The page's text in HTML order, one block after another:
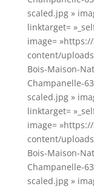
scaled.jpg »
linktarget=
image=
content/
Bois-Maison-
Champanelle-
scaled.jpg »
linktarget=
image=
content/
Bois-Maison-
Champanelle-
scaled.jpg »